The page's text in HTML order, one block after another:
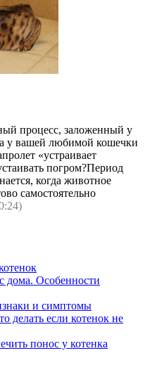
процесс, заложенный у
у вашей любимой кошечки
«устраивает
погром?Период
когда животное
самостоятельно
дома. Особенности
и симптомы
делать если котенок не
понос у котенка